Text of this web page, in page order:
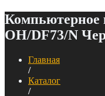
Компьютерное
OH/DF73/N
Главная
/
Каталог
/